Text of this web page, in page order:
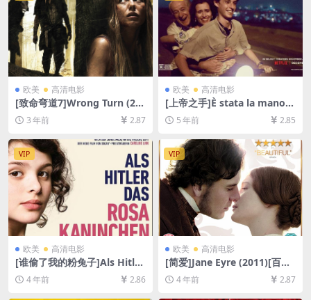
欧美 高清电影
[致命弯道7]Wrong Turn (20
21)[百度网盘+迅雷云盘资源1
080P超清未删减][MP4/7GB]
[中英字幕]
3 年前 2.87
欧美 高清电影
[上帝之手]È stata la mano d
i Dio (2021)[百度网盘+迅雷云
盘资源1080P超清未删减][MP
4/8.3GB][原声中字]
5 年前 2.85
VIP
欧美 高清电影
[谁偷了我的粉兔子]Als Hitler
das rosa Kaninchen stahl
(2019)[百度网盘+迅雷云盘资
4 年前 2.86
VIP
欧美 高清电影
[简爱]Jane Eyre (2011)[百度
网盘+迅雷云盘资源1080P超
清未删减][MP4/7.4GB][中英
4 年前 2.87